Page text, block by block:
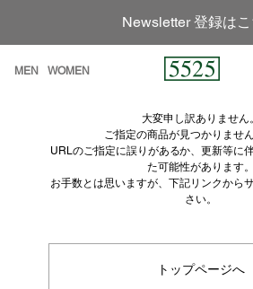
Newsletter 登録は
MEN WOMEN
大変申し訳ありません。
ご指定の商品が見つかりません
URLのご指定に誤りがあるか、更新等に
た可能性があります。
お手数とは思いますが、下記リンクから
さい。
トップページへ